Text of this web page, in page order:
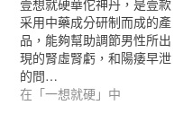
壹想就硬華佗神丹，是壹款
采用中藥成分研制而成的產
品，能夠幫助調節男性所出
現的腎虛腎虧，和陽痿早泄
的問…
在「一想就硬」中